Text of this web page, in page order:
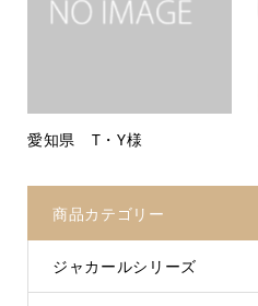
愛知県 T・Y様
商品カテゴリー
ジャカールシリーズ